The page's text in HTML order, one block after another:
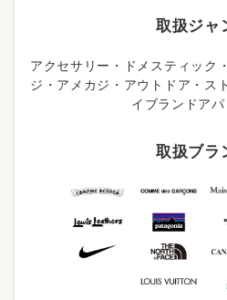
取扱ジャ
アクセサリー・ドメスティック
ジ・アメカジ・アウトドア・ス
イブランドア
取扱ブラ